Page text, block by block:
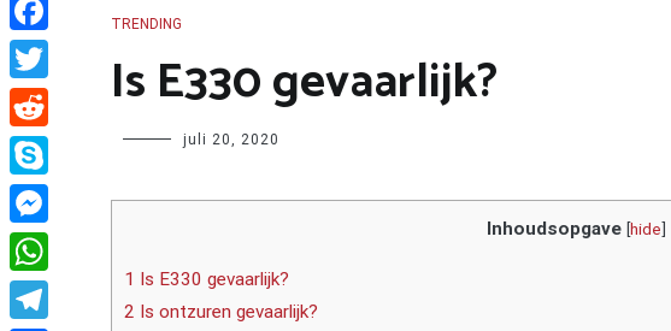
TRENDING
Is E330 gevaarlijk?
Author juli 20, 2020
Inhoudsopgave [hide]
1 Is E330 gevaarlijk?
2 Is ontzuren gevaarlijk?
Facebook
Twitter
Reddit
Skype
Messenger
WhatsApp